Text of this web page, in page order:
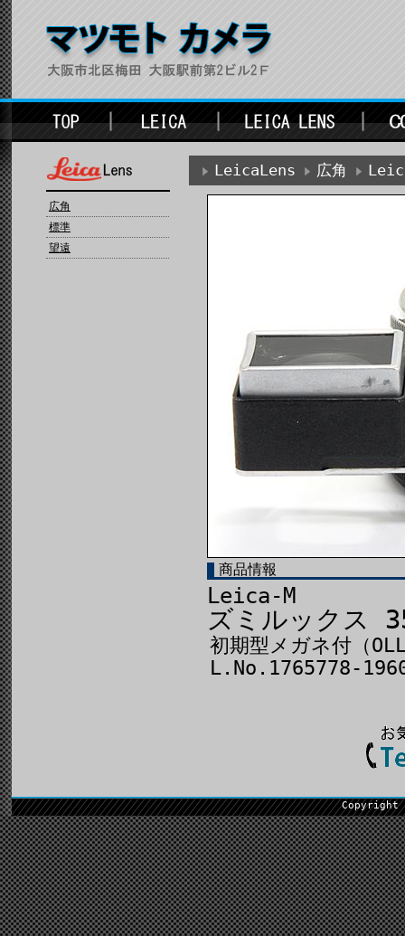
広角
標準
望遠
LeicaLens 広角
商品情報
Leica-M
ズミルックス
初期型メガネ付（
L.No.1765778-
Copyright